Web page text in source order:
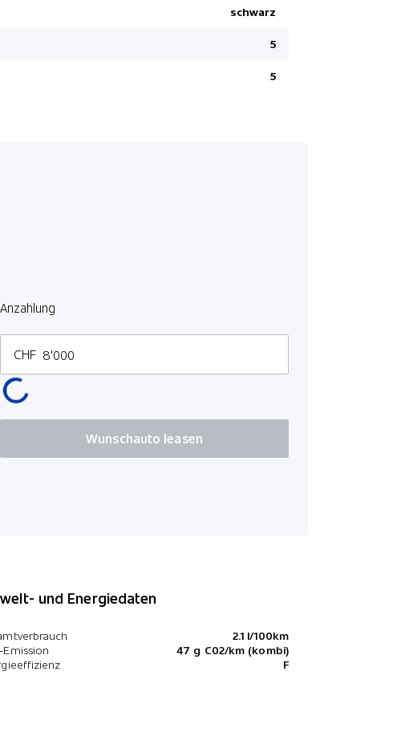
schwarz
5
5
Anzahlung
CHF
Wunschauto leasen
und Energiedaten
2.1 l/100km
Emission
47 g C02/km (kombi)
F